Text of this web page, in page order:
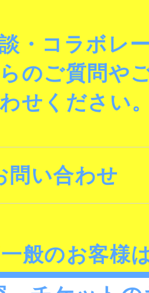
・コラボレ
のご質問や
せください
問い合わせ
般のお客様